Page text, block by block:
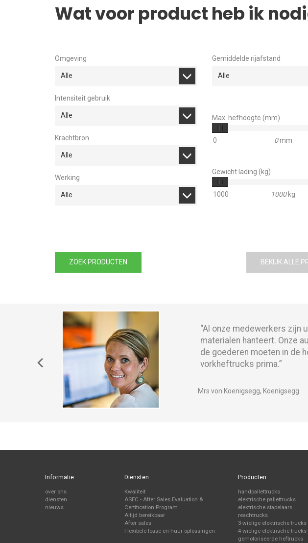
Wat voor product heb ik
Omgeving
Alle
Intensiteit gebruik
Alle
Krachtbron
Alle
Werking
Alle
Gemiddelde rijafstand
Alle
Max. hefhoogte (mm)
0 0mm
Gewicht lading (kg)
1000 1000kg
ZOEK PRODUCTEN BEKIJK ALLE
“Al onze medewerkers zijn
materialen hanteert. Onze
de goederen moeten in de
vorkheftrucks prima.”
Mrs von Koenigsegg, Koenigsegg
Informatie
over ons
diensten
nieuws
Diensten
Kwaliteit
ASEC - After Sales Evaluation &
Certification Program
Altijd bereikbaar
After sales
Flexibele lease en huur oplossingen
Producten
handpallettrucks
elektrische pallettrucks
elektrische stapelaars
reachtrucks
3-wielige elektrische trucks
4-wielige elektrische trucks
gemotoriseerde heftrucks